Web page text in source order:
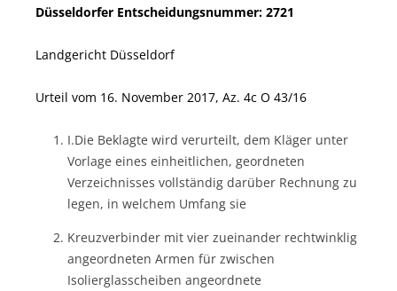
Düsseldorfer Entscheidungsnummer: 2721
Landgericht Düsseldorf
Urteil vom 16. November 2017, Az. 4c O 43/16
I.Die Beklagte wird verurteilt, dem Kläger unter
Vorlage eines einheitlichen, geordneten
Verzeichnisses vollständig darüber Rechnung zu
legen, in welchem Umfang sie
Kreuzverbinder mit vier zueinander rechtwinklig
angeordneten Armen für zwischen
Isolierglasscheiben angeordnete